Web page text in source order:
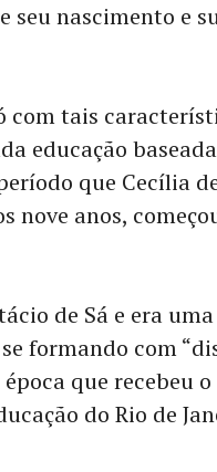
seu nascimento e
com tais
educação
que Cecília
anos,
de Sá e era
formando com
que recebeu
do Rio de